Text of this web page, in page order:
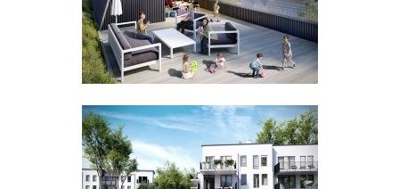
visualform
Wrzesień 2015r.